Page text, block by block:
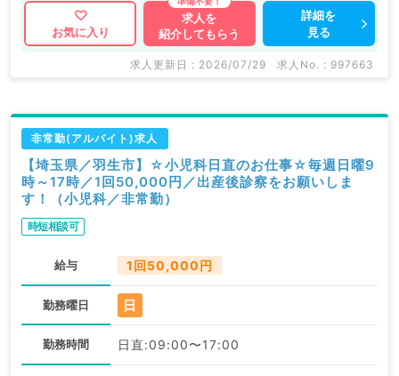
お気に入り
求人を
紹介してもらう
詳細を
見る
求人更新日 : 2026/07/29 求人No. : 997663
非常勤(アルバイト)求人
【埼玉県／羽生市】☆小児科日直のお仕事☆毎週日曜9
時～17時／1回50,000円／出産後診察をお願いしま
す！（小児科／非常勤）
時短相談可
給与 1回50,000円
勤務曜日 日
勤務時間 日直:09:00〜17:00